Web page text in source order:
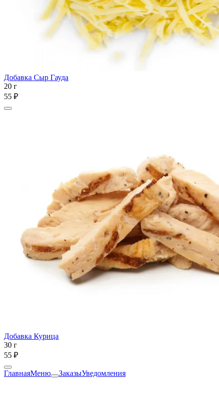
Добавка Сыр Гауда
20 г
55 ₽
Добавка Курица
30 г
55 ₽
ГлавнаяМеню ЗаказыУведомления